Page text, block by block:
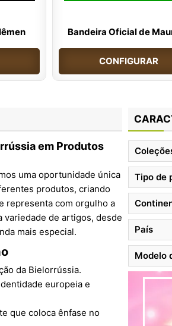
Bandeira Oficial de
CONFIGURAR
em Produtos
uma oportunidade única
produtos, criando
representa com orgulho a
variedade de artigos, desde
mais especial.
da Bielorrússia.
europeia e
que coloca ênfase no
Tipo de
País
Modelo